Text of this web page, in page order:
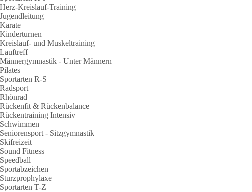
Herz-Kreislauf-Training
Jugendleitung
Karate
Kinderturnen
Kreislauf- und Muskeltraining
Lauftreff
Männergymnastik - Unter Männern
Pilates
Sportarten R-S
Radsport
Rhönrad
Rückenfit & Rückenbalance
Rückentraining Intensiv
Schwimmen
Seniorensport - Sitzgymnastik
Skifreizeit
Sound Fitness
Speedball
Sportabzeichen
Sturzprophylaxe
Sportarten T-Z